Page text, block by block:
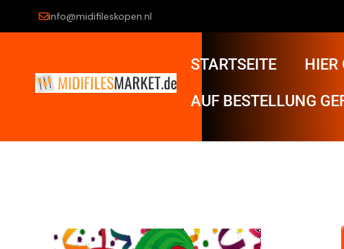
info@midifileskopen.nl
STARTSEITE HIER
AUF BESTELLUNG